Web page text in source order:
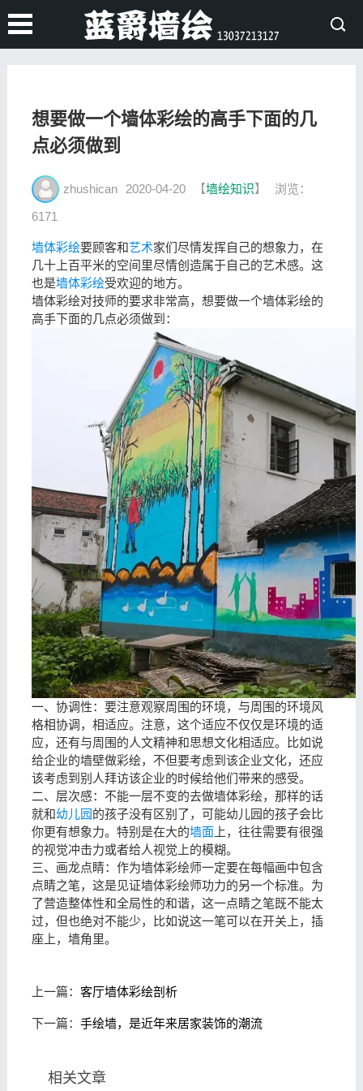
想要做一个墙体彩绘的高手下面的几
点必须做到
zhushican 2020-04-20 【墙绘知识】
浏览：
6171
墙体彩绘要顾客和艺术家们尽情发挥自己的想象力，在
几十上百平米的空间里尽情创造属于自己的艺术感。这
也是墙体彩绘受欢迎的地方。
墙体彩绘对技师的要求非常高，想要做一个墙体彩绘的
高手下面的几点必须做到：
一、协调性：要注意观察周围的环境，与周围的环境风
格相协调，相适应。注意，这个适应不仅仅是环境的适
应，还有与周围的人文精神和思想文化相适应。比如说
给企业的墙壁做彩绘，不但要考虑到该企业文化，还应
该考虑到别人拜访该企业的时候给他们带来的感受。
二、层次感：不能一层不变的去做墙体彩绘，那样的话
就和幼儿园的孩子没有区别了，可能幼儿园的孩子会比
你更有想象力。特别是在大的墙面上，往往需要有很强
的视觉冲击力或者给人视觉上的模糊。
三、画龙点睛：作为墙体彩绘师一定要在每幅画中包含
点睛之笔，这是见证墙体彩绘师功力的另一个标准。为
了营造整体性和全局性的和谐，这一点睛之笔既不能太
过，但也绝对不能少，比如说这一笔可以在开关上，插
座上，墙角里。
上一篇： 客厅墙体彩绘剖析
下一篇： 手绘墙，是近年来居家装饰的潮流
相关文章